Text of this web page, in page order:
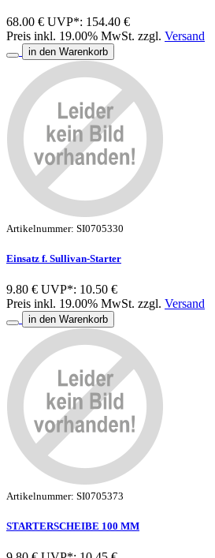
68.00 € UVP*: 154.40 €
Preis inkl. 19.00% MwSt. zzgl. Versand
in den Warenkorb
Artikelnummer: SI0705330
Einsatz f. Sullivan-Starter
9.80 € UVP*: 10.50 €
Preis inkl. 19.00% MwSt. zzgl. Versand
in den Warenkorb
Artikelnummer: SI0705373
STARTERSCHEIBE 100 MM